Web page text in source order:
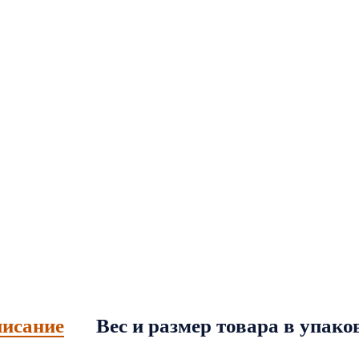
Вес и размер товара в